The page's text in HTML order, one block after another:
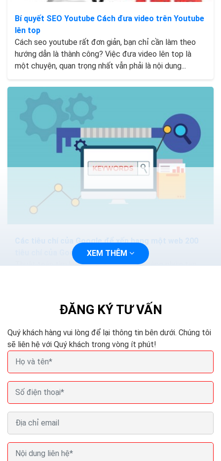
Bí quyết SEO Youtube Cách đưa video trên Youtube
lên top
Cách seo youtube rất đơn giản, bạn chỉ cần làm theo
hướng dẫn là thành công? Việc đưa video lên top là
một chuyện, quan trọng nhất vẫn phải là nội dung...
Các tiêu chí của Google để xếp hạng một web 200
tiêu chí của Google
Thuật toán tìm kiếm của Google ngày càng phức tạp
XEM THÊM
ĐĂNG KÝ TƯ VẤN
Quý khách hàng vui lòng để lại thông tin bên dưới. Chúng tôi
sẽ liên hệ với Quý khách trong vòng ít phút!